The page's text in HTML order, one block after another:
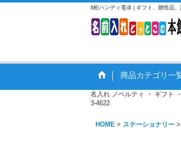
8桁ハンディ電卓 | ギフト、贈答品
商品カテゴリ一
名入れ ノベルティ ・ ギフト
3-4622
HOME > ステーショナリー >